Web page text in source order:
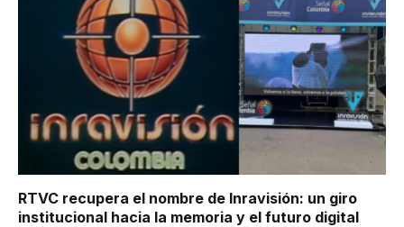
RTVC recupera el nombre de Inravisión: un giro
institucional hacia la memoria y el futuro digital